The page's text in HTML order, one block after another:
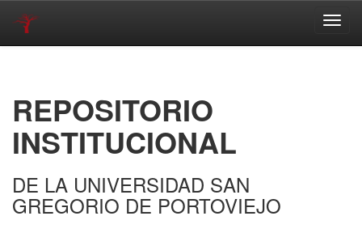
REPOSITORIO
INSTITUCIONAL
DE LA UNIVERSIDAD SAN
GREGORIO DE PORTOVIEJO